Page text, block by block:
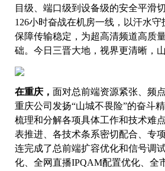
目级、端口级到设备级的安全平滑
126小时奋战在机房一线，以汗水
保障传输稳定，为超高清频道高质
础。今日三晋大地，视界更清晰，山
在重庆， 面对总前端资源紧张、频
重庆公司发扬“山城不畏险”的奋斗
梳理和分解各项具体工作和技术难
表推进、各技术条系密切配合、专
连完成了总前端扩容优化和信号调
化、全网直播IPQAM配置优化、全